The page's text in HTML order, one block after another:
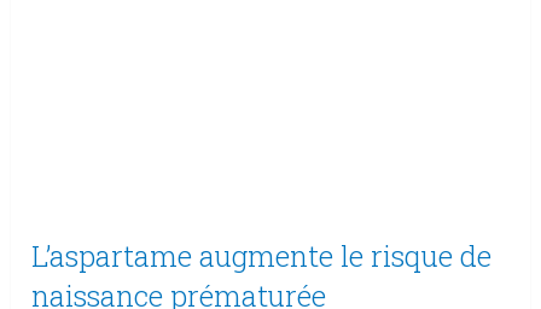
L’aspartame augmente le risque de
naissance prématurée